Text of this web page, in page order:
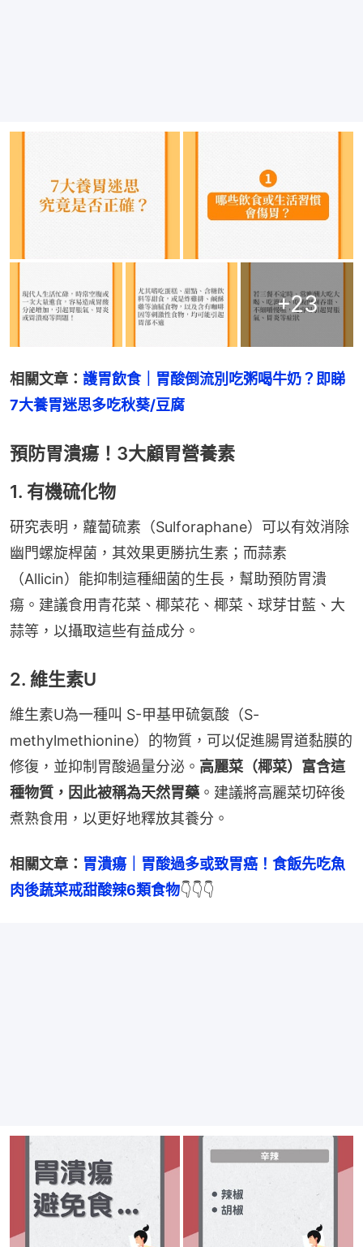
+23
相關文章： 護胃飲食｜胃酸倒流別吃粥喝牛奶？即睇
7大養胃迷思多吃秋葵/豆腐
預防胃潰瘍！3大顧胃營養素
1. 有機硫化物
研究表明，蘿蔔硫素（Sulforaphane）可以有效消除
幽門螺旋桿菌，其效果更勝抗生素；而蒜素
（Allicin）能抑制這種細菌的生長，幫助預防胃潰
瘍。建議食用青花菜、椰菜花、椰菜、球芽甘藍、大
蒜等，以攝取這些有益成分。
2. 維生素U
維生素U為一種叫 S-甲基甲硫氨酸（S-
methylmethionine）的物質，可以促進腸胃道黏膜的
修復，並抑制胃酸過量分泌。 高麗菜（椰菜）富含這
種物質，因此被稱為天然胃藥 。建議將高麗菜切碎後
煮熟食用，以更好地釋放其養分。
相關文章： 胃潰瘍｜胃酸過多或致胃癌！食飯先吃魚
肉後蔬菜戒甜酸辣6類食物👇👇👇